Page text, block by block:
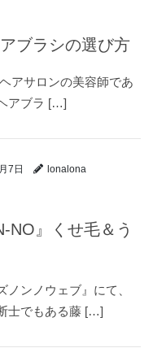
ブラシの選び方
アサロンの美容師であ
アブラ […]
7日 lonalona
NO』くせ毛＆う
ンノウェブ』にて、
士でもある藤 […]